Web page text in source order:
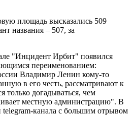
площадь высказались 509
названия – 507, за
"Инцидент Ирбит" появился
переименованием:
Владимир Ленин кому-то
в его честь, рассматривают к
только догадываться, чем
местную администрацию". В
telegram-канала с большим отрывом